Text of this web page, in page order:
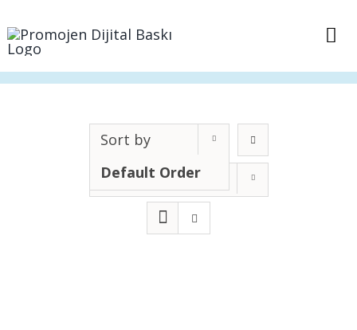
to
Sepet
İletişim
Sort by
Default Order
Show12 Products